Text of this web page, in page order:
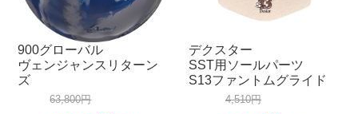
900グローバル
ヴェンジャンスリターン
ズ
63,800円
デクスター
SST用ソールパーツ
S13ファントムグライド
4,510円